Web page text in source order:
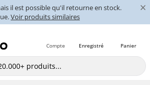
il est possible qu'il retourne en stock.
Voir produits similaires
×
Panier
Enregistré
Compte